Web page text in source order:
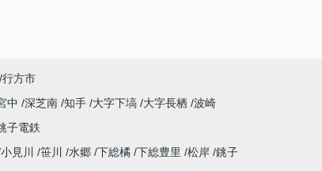
行方市
中 深芝南 知手 大字下塙 大字長栖 波崎
子電鉄
小見川 笹川 水郷 下総橘 下総豊里 松岸 銚子